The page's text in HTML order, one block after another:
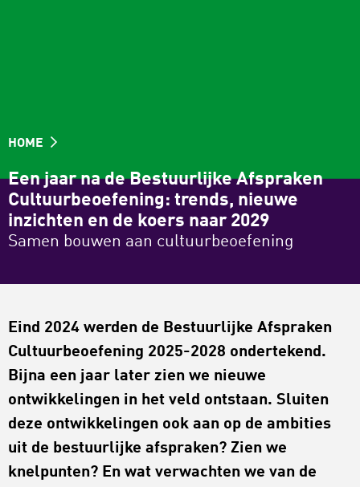
HOME
Een jaar na de Bestuurlijke Afspraken
Cultuurbeoefening: trends, nieuwe
inzichten en de koers naar 2029
Samen bouwen aan cultuurbeoefening
Eind 2024 werden de Bestuurlijke Afspraken
Cultuurbeoefening 2025-2028 ondertekend .
Bijna een jaar later zien we nieuwe
ontwikkelingen in het veld ontstaan. Sluiten
deze ontwikkelingen ook aan op de ambities
uit de bestuurlijke afspraken? Zien we
knelpunten? En wat verwachten we van de